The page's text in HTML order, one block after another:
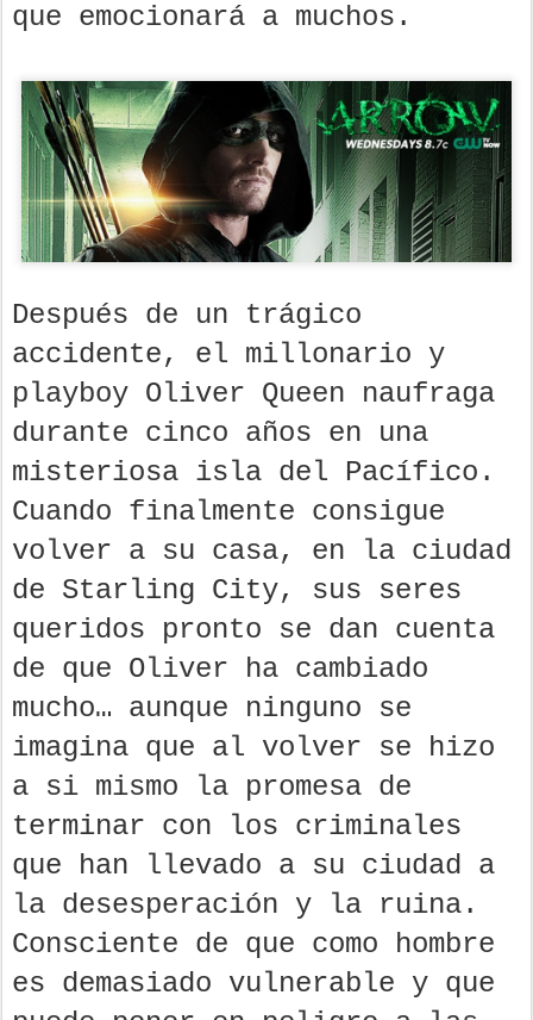
que emocionará a muchos.
Después de un trágico
accidente, el millonario y
playboy Oliver Queen naufraga
durante cinco años en una
misteriosa isla del Pacífico.
Cuando finalmente consigue
volver a su casa, en la ciudad
de Starling City, sus seres
queridos pronto se dan cuenta
de que Oliver ha cambiado
mucho… aunque ninguno se
imagina que al volver se hizo
a si mismo la promesa de
terminar con los criminales
que han llevado a su ciudad a
la desesperación y la ruina.
Consciente de que como hombre
es demasiado vulnerable y que